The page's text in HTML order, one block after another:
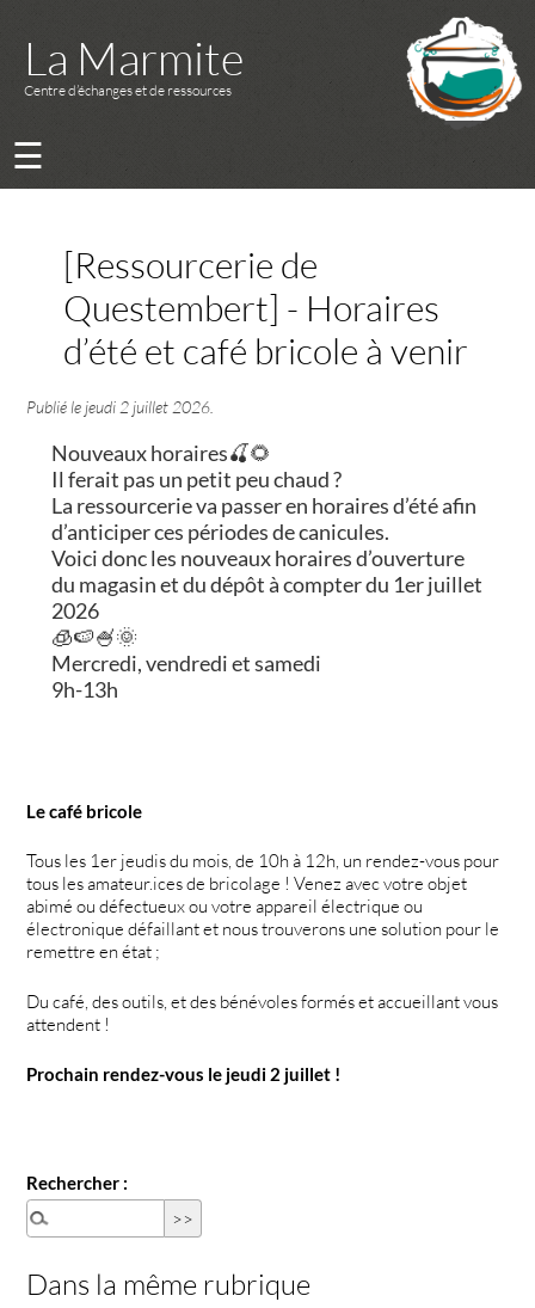
La Marmite
Centre d’échanges et de ressources
☰
[Ressourcerie de
Questembert] - Horaires
d’été et café bricole à venir
Publié le jeudi 2 juillet 2026
Nouveaux horaires🍒🌻
Il ferait pas un petit peu chaud ?
La ressourcerie va passer en horaires d’été afin
d’anticiper ces périodes de canicules.
Voici donc les nouveaux horaires d’ouverture
du magasin et du dépôt à compter du 1er juillet
2026
🧊🍉🍧🌞
Mercredi, vendredi et samedi
9h-13h
Le café bricole
Tous les 1er jeudis du mois, de 10h à 12h, un rendez-vous pour
tous les amateur.ices de bricolage ! Venez avec votre objet
abimé ou défectueux ou votre appareil électrique ou
électronique défaillant et nous trouverons une solution pour le
remettre en état ;
Du café, des outils, et des bénévoles formés et accueillant vous
attendent !
Prochain rendez-vous le jeudi 2 juillet !
Rechercher :
Dans la même rubrique